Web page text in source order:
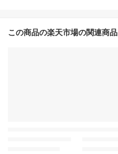
この商品の楽天市場の関連商品